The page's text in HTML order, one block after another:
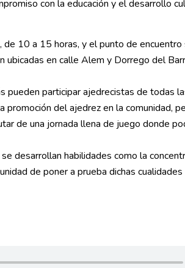
con la educación y el desarrollo
10 a 15 horas, y el punto de encuentro
ubicadas en calle Alem y Dorrego del
pueden participar ajedrecistas de todas
del ajedrez en la comunidad,
de una jornada llena de juego donde
desarrollan habilidades como la
de poner a prueba dichas